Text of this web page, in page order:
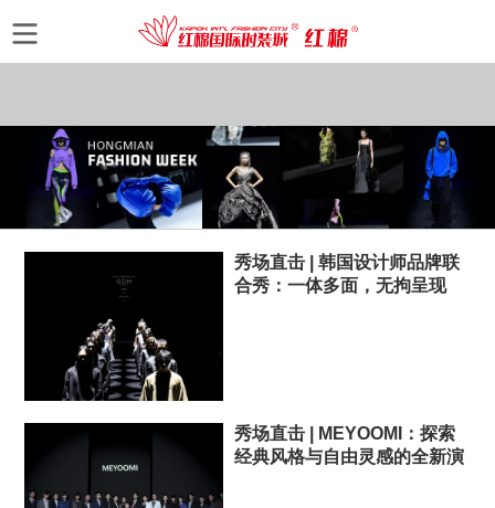
秀场直击 | 韩国设计师品牌联
合秀：一体多面，无拘呈现
秀场直击 | MEYOOMI：探索
经典风格与自由灵感的全新演